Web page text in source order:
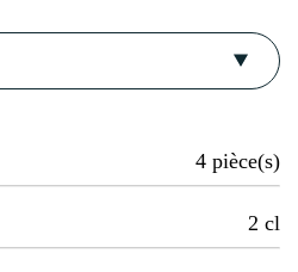
4 pièce(s)
2 cl